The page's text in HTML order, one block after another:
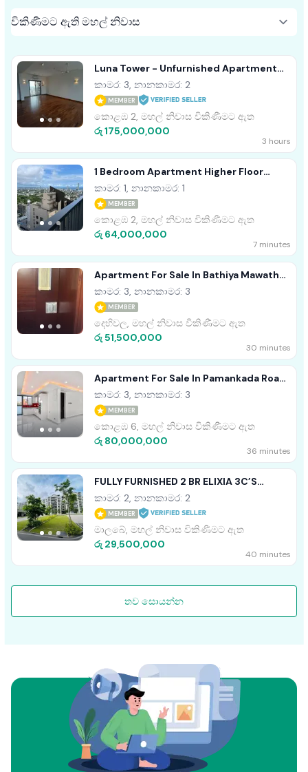
Luna Tower - Unfurnished Apartment
For Sale A18488 Colombo 02
කාමර: 3, නානකාමර: 2
MEMBER
කොළඹ 2, මහල් නිවාස විකිණීමට ඇත
රු 175,000,000
3 hours
1 Bedroom Apartment Higher Floor
Furnished Sale - Colombo 2
කාමර: 1, නානකාමර: 1
MEMBER
කොළඹ 2, මහල් නිවාස විකිණීමට ඇත
රු 64,000,000
7 minutes
Apartment For Sale In Bathiya Mawatha
Kalubowila Dehiwala
කාමර: 3, නානකාමර: 3
MEMBER
දෙහිවල, මහල් නිවාස විකිණීමට ඇත
රු 51,500,000
30 minutes
Apartment For Sale In Pamankada Road
Colombo.06
කාමර: 3, නානකාමර: 3
MEMBER
කොළඹ 6, මහල් නිවාස විකිණීමට ඇත
රු 80,000,000
36 minutes
FULLY FURNISHED 2 BR ELIXIA 3C’S
APARTMENT FOR SALE IN MALABE
කාමර: 2, නානකාමර: 2
MEMBER
මාලබේ, මහල් නිවාස විකිණීමට ඇත
රු 29,500,000
40 minutes
තව සොයන්න